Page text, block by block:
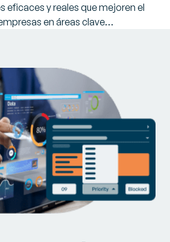
eficaces y reales que mejoren el
en áreas clave…